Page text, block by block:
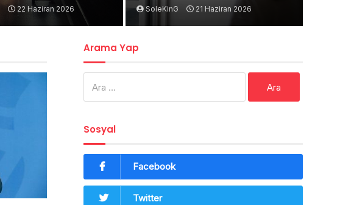
22 Haziran 2026 SoleKinG 21 Haziran 2026
Arama Yap
Sosyal
Facebook
Twitter